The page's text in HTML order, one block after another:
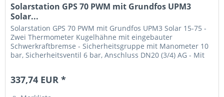
Solarstation GPS 70 PWM mit Grundfos UPM3
Solar...
Solarstation GPS 70 PWM mit Grundfos UPM3 Solar 15-75 -
Zwei Thermometer Kugelhähne mit eingebauter
Schwerkraftbremse - Sicherheitsgruppe mit Manometer 10
bar, Sicherheitsventil 6 bar, Anschluss DN20 (3/4) AG - Mit
337,74 EUR *